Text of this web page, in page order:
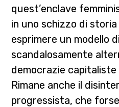
quest’enclave
in uno schizzo di
esprimere un modello
scandalosamente
democrazie capitaliste
Rimane anche il
progressista, che